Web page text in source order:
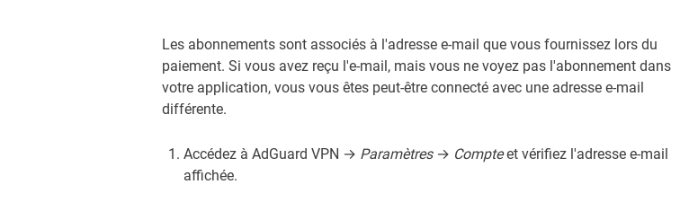
Les abonnements sont associés à l'adresse e-mail que vous fournissez lors du
paiement. Si vous avez reçu l'e-mail, mais vous ne voyez pas l'abonnement dans
votre application, vous vous êtes peut-être connecté avec une adresse e-mail
différente.
Accédez à AdGuard VPN → Paramètres→ Compteet vérifiez l'adresse e-mail
affichée.